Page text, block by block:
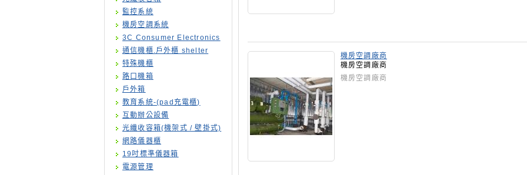
監控系統
機房空調系統
3C Consumer Electronics
通信機櫃.戶外櫃 shelter
特殊機櫃
路口機箱
戶外箱
教育系統-(pad充電櫃)
互動辦公設備
光纖收容箱(機架式 / 壁掛式)
網路儀器櫃
19吋標準儀器箱
電源管理
機房空調廠商
機房空調廠商
機房空調廠商